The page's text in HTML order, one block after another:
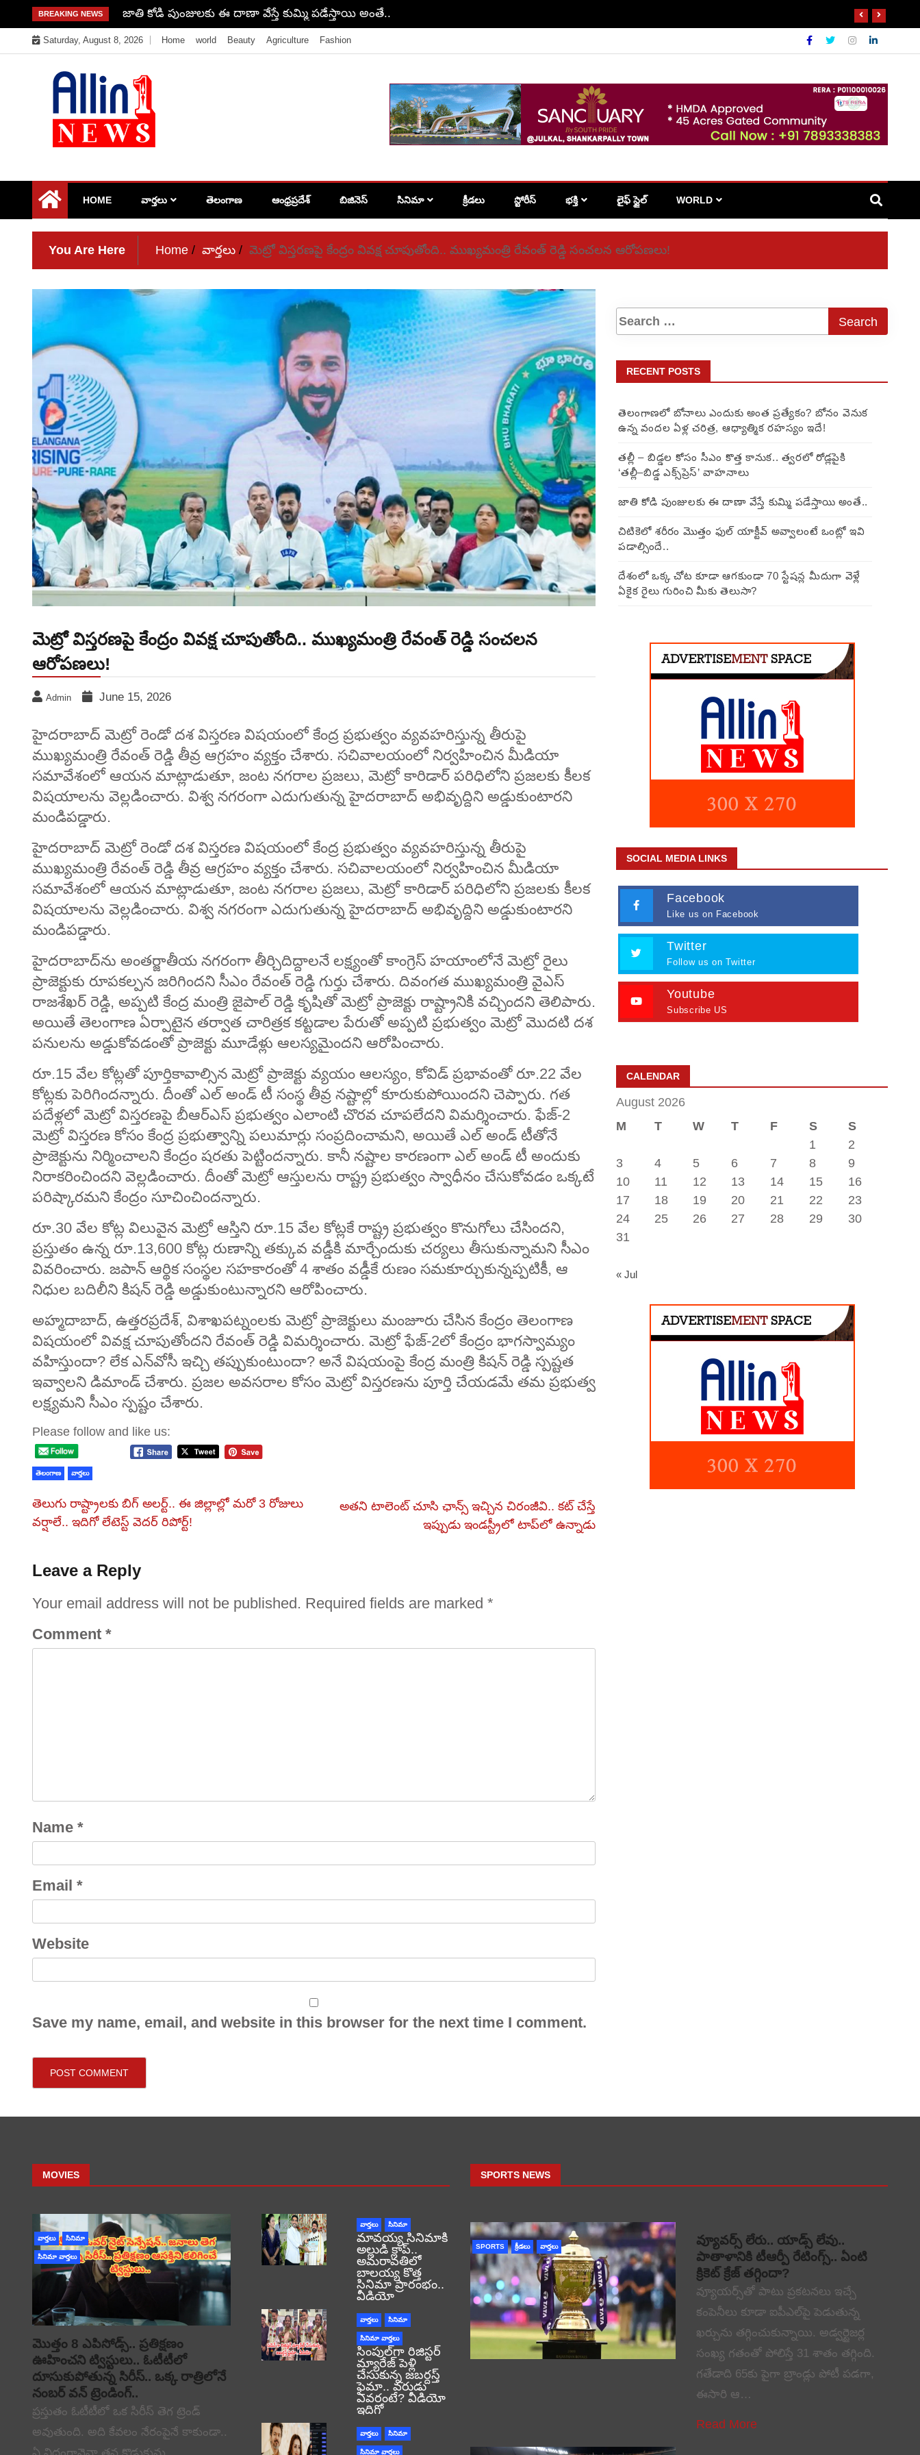
to
content
BREAKING NEWS జాతి కోడి పుంజులకు ఈ దాణా వేస్తే కుమ్మి పడేస్తాయి అంతే..
Saturday, August 8, 2026 Home world Beauty Agriculture Fashion
HOME వార్తలు తెలంగాణ ఆంధ్రప్రదేశ్ బిజినెస్ సినిమా క్రీడలు స్టోరీస్ భక్తి లైఫ్ స్టైల్ WORLD
You Are Here Home వార్తలు మెట్రో విస్తరణపై కేంద్రం వివక్ష చూపుతోంది.. ముఖ్యమంత్రి రేవంత్ రెడ్డి సంచలన ఆరోపణలు!
మెట్రో విస్తరణపై కేంద్రం వివక్ష చూపుతోంది.. ముఖ్యమంత్రి రేవంత్ రెడ్డి సంచలన
ఆరోపణలు!
Admin June 15, 2026
హైదరాబాద్ మెట్రో రెండో దశ విస్తరణ విషయంలో కేంద్ర ప్రభుత్వం వ్యవహరిస్తున్న తీరుపై
ముఖ్యమంత్రి రేవంత్ రెడ్డి తీవ్ర ఆగ్రహం వ్యక్తం చేశారు. సచివాలయంలో నిర్వహించిన మీడియా
సమావేశంలో ఆయన మాట్లాడుతూ, జంట నగరాల ప్రజలు, మెట్రో కారిడార్ పరిధిలోని ప్రజలకు కీలక
విషయాలను వెల్లడించారు. విశ్వ నగరంగా ఎదుగుతున్న హైదరాబాద్ అభివ‌ృద్దిని అడ్డుకుంటారని
మండిపడ్డారు.
హైదరాబాద్ మెట్రో రెండో దశ విస్తరణ విషయంలో కేంద్ర ప్రభుత్వం వ్యవహరిస్తున్న తీరుపై
ముఖ్యమంత్రి రేవంత్ రెడ్డి తీవ్ర ఆగ్రహం వ్యక్తం చేశారు. సచివాలయంలో నిర్వహించిన మీడియా
సమావేశంలో ఆయన మాట్లాడుతూ, జంట నగరాల ప్రజలు, మెట్రో కారిడార్ పరిధిలోని ప్రజలకు కీలక
విషయాలను వెల్లడించారు. విశ్వ నగరంగా ఎదుగుతున్న హైదరాబాద్ అభివ‌ృద్దిని అడ్డుకుంటారని
మండిపడ్డారు.
హైదరాబాద్‌ను అంతర్జాతీయ నగరంగా తీర్చిదిద్దాలనే లక్ష్యంతో కాంగ్రెస్ హయాంలోనే మెట్రో రైలు
ప్రాజెక్టుకు రూపకల్పన జరిగిందని సీఎం రేవంత్ రెడ్డి గుర్తు చేశారు. దివంగత ముఖ్యమంత్రి వైఎస్
రాజశేఖర్ రెడ్డి, అప్పటి కేంద్ర మంత్రి జైపాల్ రెడ్డి కృషితో మెట్రో ప్రాజెక్టు రాష్ట్రానికి వచ్చిందని తెలిపారు.
అయితే తెలంగాణ ఏర్పాటైన తర్వాత చారిత్రక కట్టడాల పేరుతో అప్పటి ప్రభుత్వం మెట్రో మొదటి దశ
పనులను అడ్డుకోవడంతో ప్రాజెక్టు మూడేళ్లు ఆలస్యమైందని ఆరోపించారు.
రూ.15 వేల కోట్లతో పూర్తికావాల్సిన మెట్రో ప్రాజెక్టు వ్యయం ఆలస్యం, కోవిడ్ ప్రభావంతో రూ.22 వేల
కోట్లకు పెరిగిందన్నారు. దీంతో ఎల్ అండ్ టీ సంస్థ తీవ్ర నష్టాల్లో కూరుకుపోయిందని చెప్పారు. గత
పదేళ్లలో మెట్రో విస్తరణపై బీఆర్ఎస్ ప్రభుత్వం ఎలాంటి చొరవ చూపలేదని విమర్శించారు. ఫేజ్-2
మెట్రో విస్తరణ కోసం కేంద్ర ప్రభుత్వాన్ని పలుమార్లు సంప్రదించామని, అయితే ఎల్ అండ్ టీతోనే
ప్రాజెక్టును నిర్మించాలని కేంద్రం షరతు పెట్టిందన్నారు. కానీ నష్టాల కారణంగా ఎల్ అండ్ టీ అందుకు
నిరాకరించిందని వెల్లడించారు. దీంతో మెట్రో ఆస్తులను రాష్ట్ర ప్రభుత్వం స్వాధీనం చేసుకోవడం ఒక్కటే
పరిష్కారమని కేంద్రం సూచించిందన్నారు.
రూ.30 వేల కోట్ల విలువైన మెట్రో ఆస్తిని రూ.15 వేల కోట్లకే రాష్ట్ర ప్రభుత్వం కొనుగోలు చేసిందని,
ప్రస్తుతం ఉన్న రూ.13,600 కోట్ల రుణాన్ని తక్కువ వడ్డీకి మార్చేందుకు చర్యలు తీసుకున్నామని సీఎం
వివరించారు. జపాన్ ఆర్థిక సంస్థల సహకారంతో 4 శాతం వడ్డీకే రుణం సమకూర్చుకున్నప్పటికీ, ఆ
నిధుల బదిలీని కిషన్ రెడ్డి అడ్డుకుంటున్నారని ఆరోపించారు.
అహ్మదాబాద్, ఉత్తరప్రదేశ్, విశాఖపట్నంలకు మెట్రో ప్రాజెక్టులు మంజూరు చేసిన కేంద్రం తెలంగాణ
విషయంలో వివక్ష చూపుతోందని రేవంత్ రెడ్డి విమర్శించారు. మెట్రో ఫేజ్-2లో కేంద్రం భాగస్వామ్యం
వహిస్తుందా? లేక ఎన్‌వోసీ ఇచ్చి తప్పుకుంటుందా? అనే విషయంపై కేంద్ర మంత్రి కిషన్ రెడ్డి స్పష్టత
ఇవ్వాలని డిమాండ్ చేశారు. ప్రజల అవసరాల కోసం మెట్రో విస్తరణను పూర్తి చేయడమే తమ ప్రభుత్వ
లక్ష్యమని సీఎం స్పష్టం చేశారు.
Please follow and like us:
తెలంగాణ వార్తలు
తెలుగు రాష్ట్రాలకు బిగ్‌ అలర్ట్.. ఈ జిల్లాల్లో మరో 3 రోజులు
వర్షాలే.. ఇదిగో లేటెస్ట్ వెదర్ రిపోర్ట్!
అతని టాలెంట్ చూసి ఛాన్స్ ఇచ్చిన చిరంజీవి.. కట్ చేస్తే
ఇప్పుడు ఇండస్ట్రీలో టాప్‌లో ఉన్నాడు
Leave a Reply
Your email address will not be published. Required fields are marked *
Comment *
Name *
Email *
Website
Save my name, email, and website in this browser for the next time I comment.
RECENT POSTS
తెలంగాణలో బోనాలు ఎందుకు అంత ప్రత్యేకం? బోనం వెనుక
ఉన్న వందల ఏళ్ల చరిత్ర, ఆధ్యాత్మిక రహస్యం ఇదే!
తల్లీ – బిడ్డల కోసం సీఎం కొత్త కానుక.. త్వరలో రోడ్లపైకి
‘తల్లీ–బిడ్డ ఎక్స్‌ప్రెస్’ వాహనాలు
జాతి కోడి పుంజులకు ఈ దాణా వేస్తే కుమ్మి పడేస్తాయి అంతే..
చిటికెలో శరీరం మొత్తం ఫుల్ యాక్టీవ్ అవ్వాలంటే ఒంట్లో ఇవి
పడాల్సిందే..
దేశంలో ఒక్క చోట కూడా ఆగకుండా 70 స్టేషన్ల మీదుగా వెళ్లే
ఏకైక రైలు గురించి మీకు తెలుసా?
SOCIAL MEDIA LINKS
Facebook
Like us on Facebook
Twitter
Follow us on Twitter
Youtube
Subscribe US
CALENDAR
August 2026
M
T W T F S
S
1
2
3
4 5 6 7 8
9
10
11 12 13 14 15
16
17
18 19 20 21 22
23
24
25 26 27 28 29
30
31
« Jul
MOVIES
వార్తలు సినిమా
సినిమా వార్తలు
మొత్తం 8 ఎపిసోడ్స్.. ప్రతిక్షణం
ఊహించని ట్విస్టులు.. ఓటీటీలో
దూసుకుపోతున్న సిరీస్.. ఒక్క రాత్రిలోనే
నంబర్ వన్ ట్రెండింగ్..
ప్రస్తుతం ఓటీటీలో ఒక సిరీస్ తెగ ట్రెండ్
అవుతుంది. అది కేవలం నేరంపైనే కాకుండా..
వార్తలు సినిమా
మావయ్య సినిమాకి
అల్లుడి క్లాప్..
అమరావతిలో
బాలయ్య కొత్త
సినిమా ప్రారంభం..
వీడియో
వార్తలు సినిమా
సినిమా వార్తలు
సింపుల్‌గా రిజిస్టర్‌
మ్యారేజ్ పెళ్లి
చేసుకున్న జబర్దస్త్
ఫైమా.. వరుడు
ఎవరంటే? వీడియో
ఇదిగో
వార్తలు సినిమా
సినిమా వార్తలు
SPORTS NEWS
SPORTS క్రీడలు వార్తలు
వ్యూవర్స్ లేరు.. యాడ్స్ లేవు..
పాతాళానికి టీఆర్పీ రేటింగ్స్.. ఏంటి
క్రికెట్ క్రేజ్ తగ్గిందా?
వ్యూయర్స్‌తో పాటు ప్రకటనలు ఇచ్చే
కంపెనీలు కూడా ఐపీఎల్‌పై పెడుతున్న
ఖర్చును తగ్గించుకున్నాయి. అడ్వర్టైజర్ల
సంఖ్య గతంతో పోలిస్తే 31 శాతం తగ్గింది.
గతేడాది 65కు పైగా బ్రాండ్లు పోటీ పడగా,
ఈసారి ఆ…
Read More